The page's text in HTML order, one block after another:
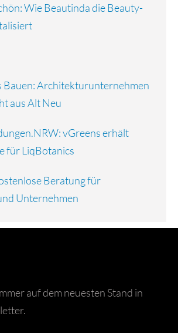
Wie Beautinda die Beauty-
Bauen: Architekturunternehmen
aus Alt Neu
vGreens erhält
für LiqBotanics
Beratung für
Unternehmen
auf dem neuesten Stand in